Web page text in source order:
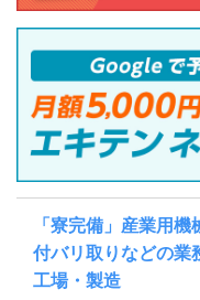
「寮完備」産業用
付バリ取りなどの業
工場・製造